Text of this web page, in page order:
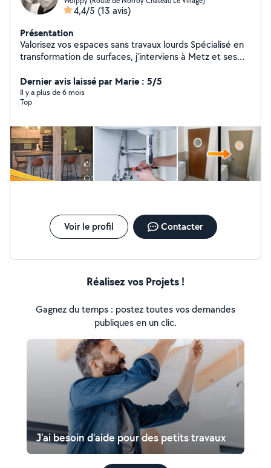
4,4/5 (13 avis)
Présentation
Valorisez vos espaces sans travaux lourds Spécialisé en
transformation de surfaces, j'interviens à Metz et ses
professionnels (commerces, bureaux, investisseurs).
Covering haut de gamme Cover Styl : Relooking élégant
de cuisines, meubles, portes ou comptoirs, sans
métal, béton). Jusqu'à -70 % vs rénovation classique
Garantie 10 ans Films vitrages Solar Screen : Confort
thermique, intimité et sécurisation des surfaces vitrées.
Finitions et petits travaux réalisés avec précision.
Accompagnement sur mesure Travail soigné et discret
Dernier avis laissé par Marie : 5/5
Il y a plus de 6 mois
Top
Voir le profil Contacter
Réalisez vos Projets !
Gagnez du temps : postez toutes vos demandes
publiques en un clic.
J'ai besoin d'aide pour des petits travaux